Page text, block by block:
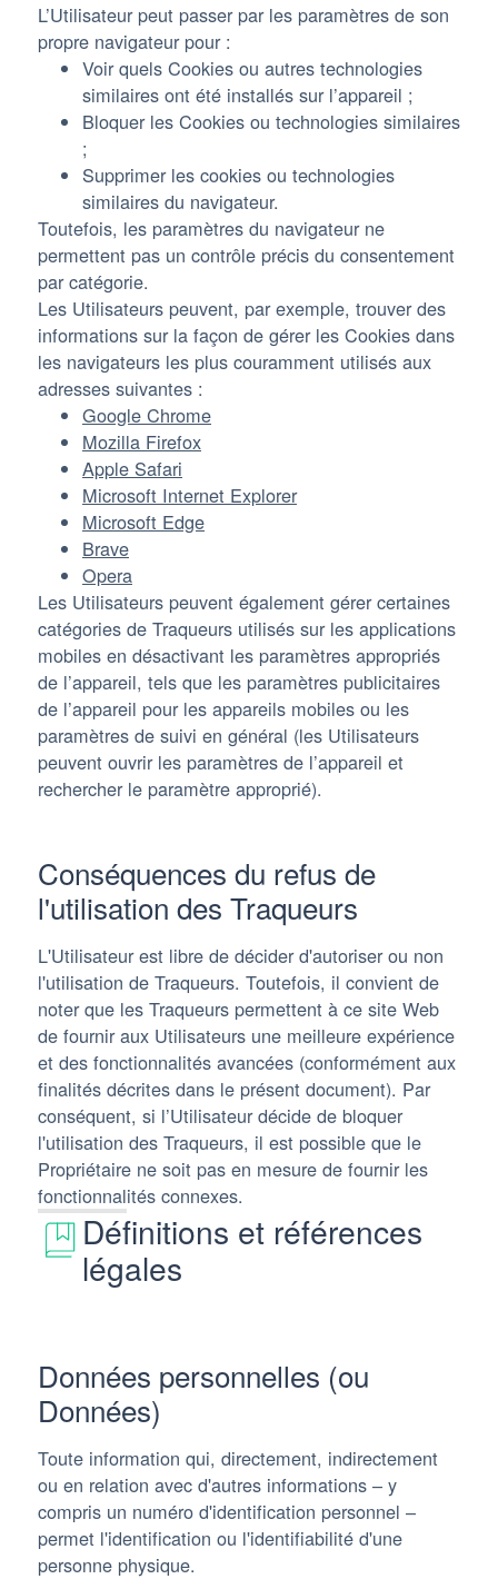
L’Utilisateur peut passer par les paramètres de son
propre navigateur pour :
Voir quels Cookies ou autres technologies
similaires ont été installés sur l’appareil ;
Bloquer les Cookies ou technologies similaires
;
Supprimer les cookies ou technologies
similaires du navigateur.
Toutefois, les paramètres du navigateur ne
permettent pas un contrôle précis du consentement
par catégorie.
Les Utilisateurs peuvent, par exemple, trouver des
informations sur la façon de gérer les Cookies dans
les navigateurs les plus couramment utilisés aux
adresses suivantes :
Google Chrome
Mozilla Firefox
Apple Safari
Microsoft Internet Explorer
Microsoft Edge
Brave
Opera
Les Utilisateurs peuvent également gérer certaines
catégories de Traqueurs utilisés sur les applications
mobiles en désactivant les paramètres appropriés
de l’appareil, tels que les paramètres publicitaires
de l’appareil pour les appareils mobiles ou les
paramètres de suivi en général (les Utilisateurs
peuvent ouvrir les paramètres de l’appareil et
rechercher le paramètre approprié).
Conséquences du refus de
l'utilisation des Traqueurs
L'Utilisateur est libre de décider d'autoriser ou non
l'utilisation de Traqueurs. Toutefois, il convient de
noter que les Traqueurs permettent à ce site Web
de fournir aux Utilisateurs une meilleure expérience
et des fonctionnalités avancées (conformément aux
finalités décrites dans le présent document). Par
conséquent, si l’Utilisateur décide de bloquer
l'utilisation des Traqueurs, il est possible que le
Propriétaire ne soit pas en mesure de fournir les
fonctionnalités connexes.
Définitions et références
légales
Données personnelles (ou
Données)
Toute information qui, directement, indirectement
ou en relation avec d'autres informations – y
compris un numéro d'identification personnel –
permet l'identification ou l'identifiabilité d'une
personne physique.